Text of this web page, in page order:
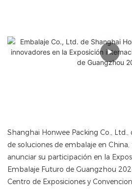
Shanghai Honwee Packing Co.,
de soluciones de embalaje en
anunciar su participación en la
Embalaje Futuro de Guangzhou
Centro de Exposiciones y